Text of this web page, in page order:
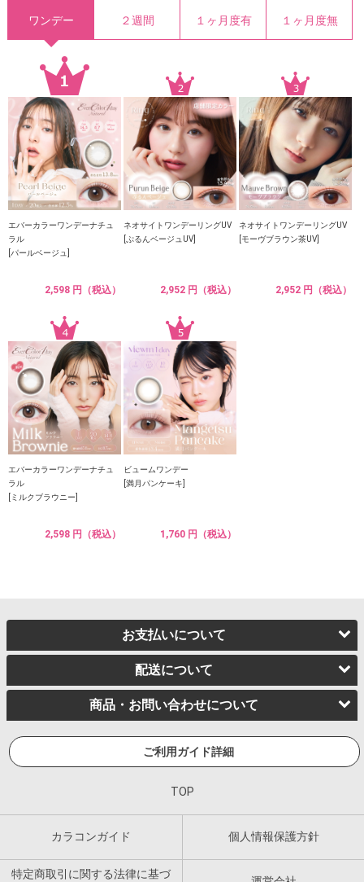
ワンデー ２週間 １ヶ月度有 １ヶ月度無
エバーカラーワンデーナチュ
ラル
[パールベージュ]
2,598 円（税込）
ネオサイトワンデーリングUV
[ぷるんベージュUV]
2,952 円（税込）
ネオサイトワンデーリングUV
[モーヴブラウン茶UV]
2,952 円（税込）
エバーカラーワンデーナチュ
ラル
[ミルクブラウニー]
2,598 円（税込）
ビュームワンデー
[満月パンケーキ]
1,760 円（税込）
お支払いについて
配送について
商品・お問い合わせについて
ご利用ガイド詳細
TOP
カラコンガイド 個人情報保護方針
特定商取引に関する法律に基づ